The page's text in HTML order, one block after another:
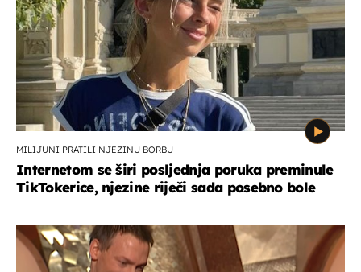
MILIJUNI PRATILI NJEZINU BORBU
Internetom se širi posljednja poruka preminule
TikTokerice, njezine riječi sada posebno bole